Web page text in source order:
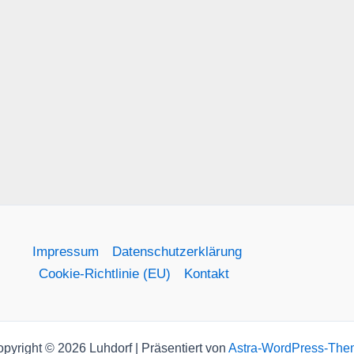
Impressum
Datenschutzerklärung
Cookie-Richtlinie (EU)
Kontakt
© 2026 Luhdorf | Präsentiert von Astra-WordPress-